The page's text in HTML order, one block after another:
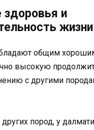
здоровья и
жизни
общим
высокую
с другими
пород, у